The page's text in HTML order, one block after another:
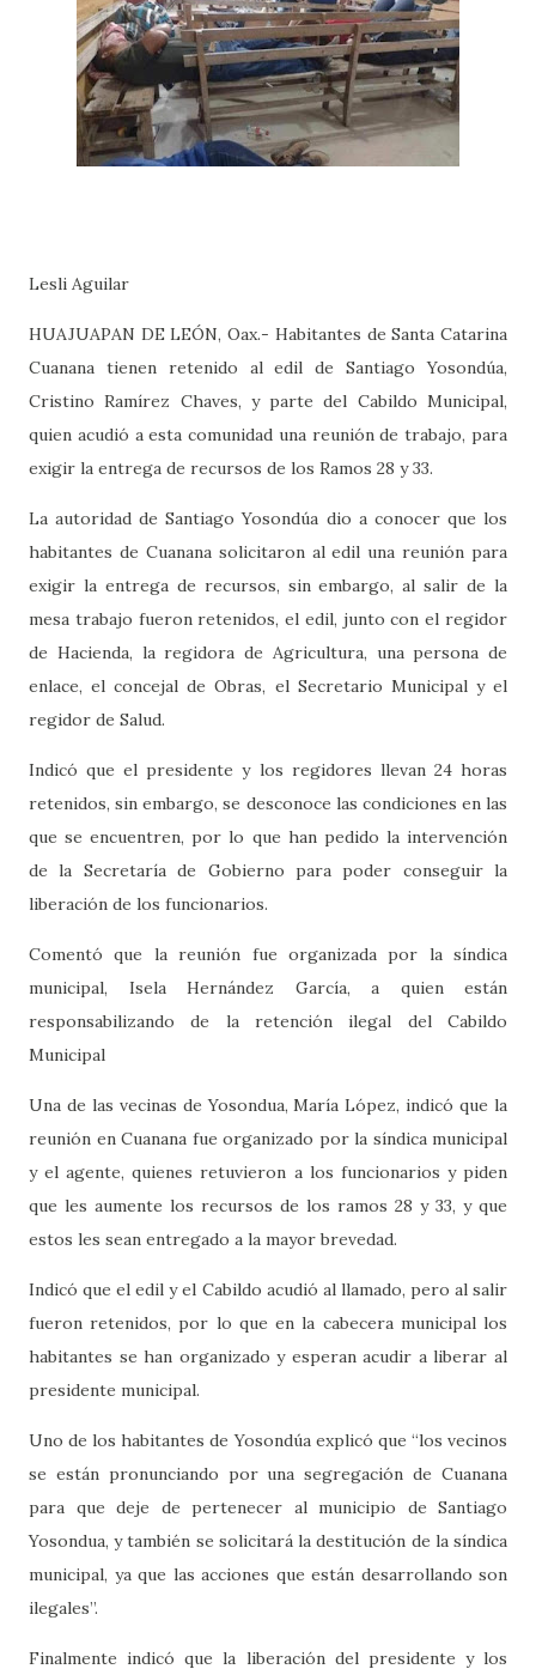
Lesli Aguilar
HUAJUAPAN DE LEÓN, Oax.- Habitantes de Santa Catarina
Cuanana tienen retenido al edil de Santiago Yosondúa,
Cristino Ramírez Chaves, y parte del Cabildo Municipal,
quien acudió a esta comunidad una reunión de trabajo, para
exigir la entrega de recursos de los Ramos 28 y 33.
La autoridad de Santiago Yosondúa dio a conocer que los
habitantes de Cuanana solicitaron al edil una reunión para
exigir la entrega de recursos, sin embargo, al salir de la
mesa trabajo fueron retenidos, el edil, junto con el regidor
de Hacienda, la regidora de Agricultura, una persona de
enlace, el concejal de Obras, el Secretario Municipal y el
regidor de Salud.
Indicó que el presidente y los regidores llevan 24 horas
retenidos, sin embargo, se desconoce las condiciones en las
que se encuentren, por lo que han pedido la intervención
de la Secretaría de Gobierno para poder conseguir la
liberación de los funcionarios.
Comentó que la reunión fue organizada por la síndica
municipal, Isela Hernández García, a quien están
responsabilizando de la retención ilegal del Cabildo
Municipal
Una de las vecinas de Yosondua, María López, indicó que la
reunión en Cuanana fue organizado por la síndica municipal
y el agente, quienes retuvieron a los funcionarios y piden
que les aumente los recursos de los ramos 28 y 33, y que
estos les sean entregado a la mayor brevedad.
Indicó que el edil y el Cabildo acudió al llamado, pero al salir
fueron retenidos, por lo que en la cabecera municipal los
habitantes se han organizado y esperan acudir a liberar al
presidente municipal.
Uno de los habitantes de Yosondúa explicó que “los vecinos
se están pronunciando por una segregación de Cuanana
para que deje de pertenecer al municipio de Santiago
Yosondua, y también se solicitará la destitución de la síndica
municipal, ya que las acciones que están desarrollando son
ilegales”.
Finalmente indicó que la liberación del presidente y los